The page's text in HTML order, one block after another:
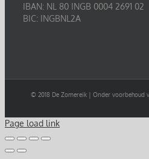
IBAN: NL 80 INGB 0004 2691 02
BIC: INGBNL2A
© 2018 De Zomereik | Onder voorbehoud
Page load link